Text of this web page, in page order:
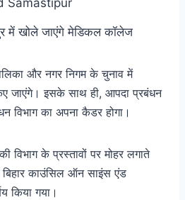
में खोले जाएंगे मेडिकल कॉलेज
और नगर निगम के चुनाव में
जाएंगे। इसके साथ ही, आपदा प्रबंधन
विभाग का अपना कैडर होगा।
विभाग के प्रस्तावों पर मोहर लगाते
काउंसिल ऑन साइंस एंड
किया गया।